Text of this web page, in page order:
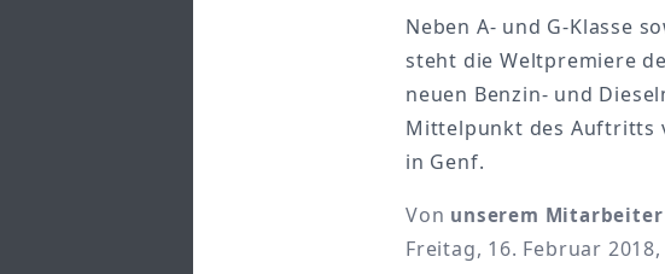
Neben A- und G-Klasse
steht die Weltpremiere
neuen Benzin- und
Mittelpunkt des Auftritts
in Genf.
Von unserem
Freitag, 16. Februar